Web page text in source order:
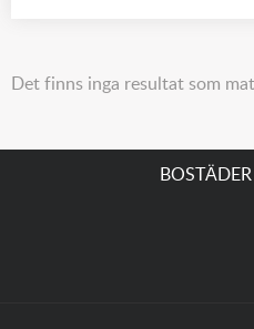
Det finns inga resultat som